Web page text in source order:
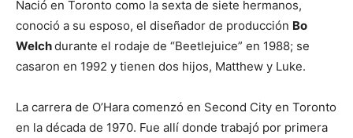
Nació en Toronto como la sexta de siete hermanos,
conoció a su esposo, el diseñador de producción Bo
Welchdurante el rodaje de “Beetlejuice” en 1988; se
casaron en 1992 y tienen dos hijos, Matthew y Luke.
La carrera de O’Hara comenzó en Second City en Toronto
en la década de 1970. Fue allí donde trabajó por primera